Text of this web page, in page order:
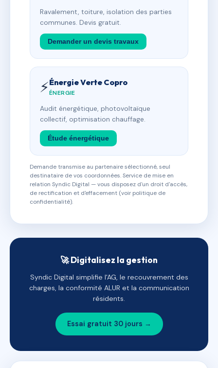
Ravalement, toiture, isolation des parties
communes. Devis gratuit.
Demander un devis travaux
⚡Énergie Verte Copro
ÉNERGIE
Audit énergétique, photovoltaïque
collectif, optimisation chauffage.
Étude énergétique
Demande transmise au partenaire sélectionné, seul
destinataire de vos coordonnées. Service de mise en
relation Syndic Digital — vous disposez d'un droit d'accès,
de rectification et d'effacement (voir politique de
confidentialité).
🚀 Digitalisez la gestion
Syndic Digital simplifie l'AG, le recouvrement des
charges, la conformité ALUR et la communication
résidents.
Essai gratuit 30 jours →